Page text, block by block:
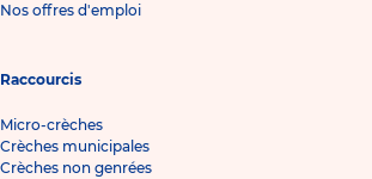
Nos offres d'emploi
Raccourcis
Micro-crèches
Crèches municipales
Crèches non genrées